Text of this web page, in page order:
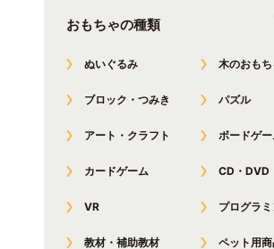
おもちゃの種類
ぬいぐるみ 木のおもち
ブロック・つみき パズル
アート・クラフト ボードゲー
カードゲーム CD・DVD
VR プログラ
教材・補助教材 ペット用